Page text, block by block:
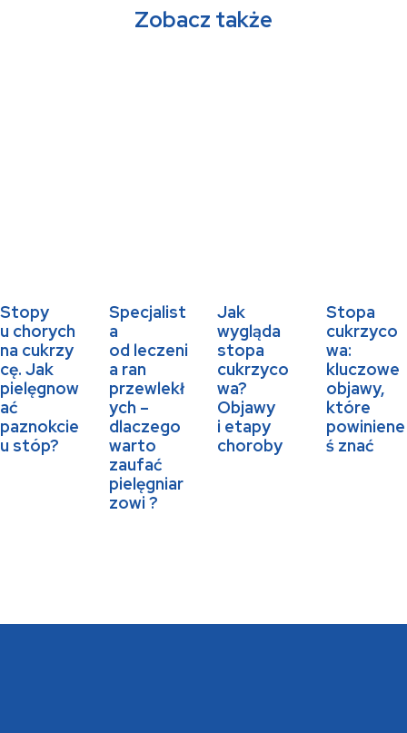
Zobacz także
Stopy
u chorych
na cukrzy
cę. Jak
pielęgnow
ać
paznokcie
u stóp?
Specjalist
a
od leczeni
a ran
przewlekł
ych –
dlaczego
warto
zaufać
pielęgniar
zowi ?
Jak
wygląda
stopa
cukrzyco
wa?
Objawy
i etapy
choroby
Stopa
cukrzyco
wa:
kluczowe
objawy,
które
powiniene
ś znać